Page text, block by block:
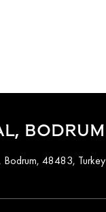
BODRUM
48483, Turkey